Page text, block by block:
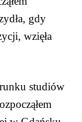
gdy
wzięła
studiów